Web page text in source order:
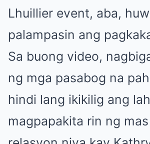
Lhuillier event, aba,
palampasin ang
Sa buong video,
ng mga pasabog na
hindi lang ikikilig ang
magpapakita rin ng